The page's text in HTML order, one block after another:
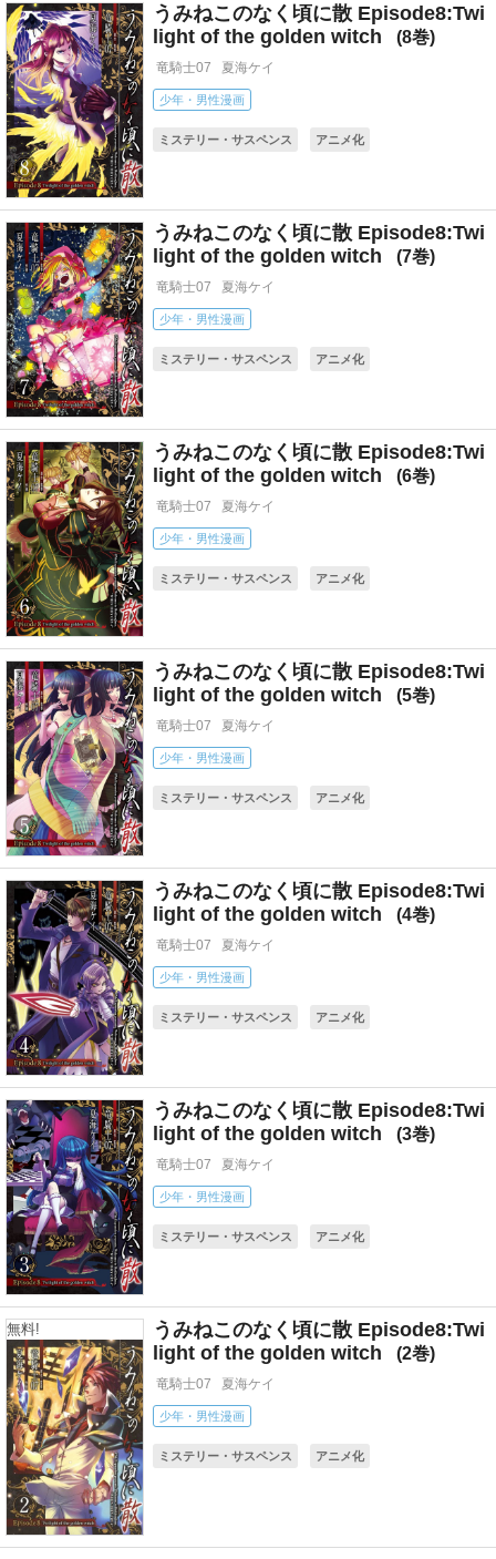
うみねこのなく頃に散 Episode8:Twi
light of the golden witch
8
竜騎士07 夏海ケイ
少年・男性漫画
ミステリー・サスペンス
アニメ化
うみねこのなく頃に散 Episode8:Twi
light of the golden witch
7
竜騎士07 夏海ケイ
少年・男性漫画
ミステリー・サスペンス
アニメ化
うみねこのなく頃に散 Episode8:Twi
light of the golden witch
6
竜騎士07 夏海ケイ
少年・男性漫画
ミステリー・サスペンス
アニメ化
うみねこのなく頃に散 Episode8:Twi
light of the golden witch
5
竜騎士07 夏海ケイ
少年・男性漫画
ミステリー・サスペンス
アニメ化
うみねこのなく頃に散 Episode8:Twi
light of the golden witch
4
竜騎士07 夏海ケイ
少年・男性漫画
ミステリー・サスペンス
アニメ化
うみねこのなく頃に散 Episode8:Twi
light of the golden witch
3
竜騎士07 夏海ケイ
少年・男性漫画
ミステリー・サスペンス
アニメ化
無料!
うみねこのなく頃に散 Episode8:Twi
light of the golden witch
2
竜騎士07 夏海ケイ
少年・男性漫画
ミステリー・サスペンス
アニメ化